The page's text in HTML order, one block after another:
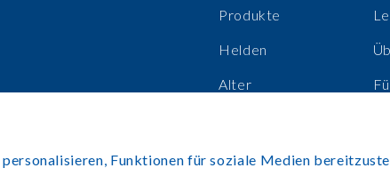
Produkte
Helden
Alter
Funktionen für soziale Medien